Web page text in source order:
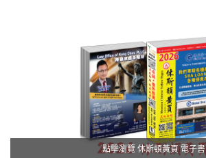
點擊瀏覽 休斯頓黃頁 電子書